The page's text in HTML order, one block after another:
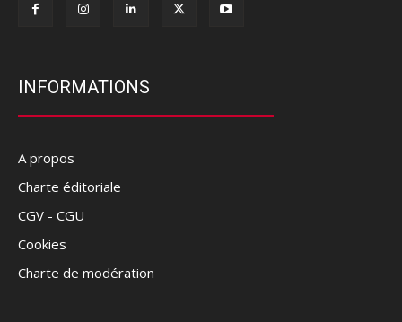
INFORMATIONS
A propos
Charte éditoriale
CGV - CGU
Cookies
Charte de modération